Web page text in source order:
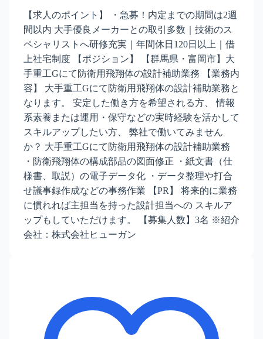
【求人のポイント】 ・急募！内定までの期間は2週
間以内 大手優良メーカーとの取引多数｜技術のス
ペシャリストへ研修充実｜年間休日120日以上｜借
上社宅制度 【ポジション】 【群馬県・富岡市】大
手重工Gにて防衛用飛翔体の設計補助業務 【業務内
容】 大手重工Gにて防衛用飛翔体の設計補助業務と
なります。 安定した働き方を希望される方、 情報
系素養または運用・保守などの実時経験を活かして
スキルアップしたい方、 弊社で働いてみません
か？ 大手重工Gにて防衛用飛翔体の設計補助業務
・防衛飛翔体の構成部品の図面修正 ・紙文書（仕
様書、取説）の電子データ化 ・データ整理や打合
せ議事録作成などの事務作業 【PR】 将来的に業務
に慣れれば主担当を持った設計担当への スキルア
ップもしていただけます。 【募集人数】3名 ※紹介
会社：株式会社ヒューガン